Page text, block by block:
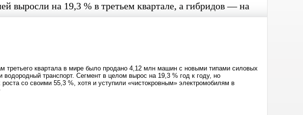
выросли на 19,3 % в третьем квартале, а гибридов — на
третьего квартала в мире было продано 4,12 млн машин с новыми типами силовых
транспорт. Сегмент в целом вырос на 19,3 % год к году, но
со своими 55,3 %, хотя и уступили «чистокровным» электромобилям в